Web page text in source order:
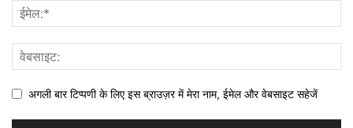
अगली बार टिप्पणी के लिए इस ब्राउज़र में मेरा नाम, ईमेल और वेबसाइट सहेजें